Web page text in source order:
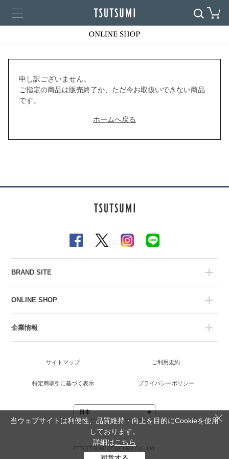
申し訳ございません。
ご指定の商品は販売終了か、ただ今お取扱いできない商品
です。
ホームへ戻る
BRAND SITE
ONLINE SHOP
企業情報
サイトマップ ご利用規約
特定商取引に基づく表示 プライバシーポリシー
©TSUTSUMI JEWELRY Co., Ltd.
当ウェブサイトは利便性、品質維持・向上を目的にCookieを使用
しております。
詳細はこちら